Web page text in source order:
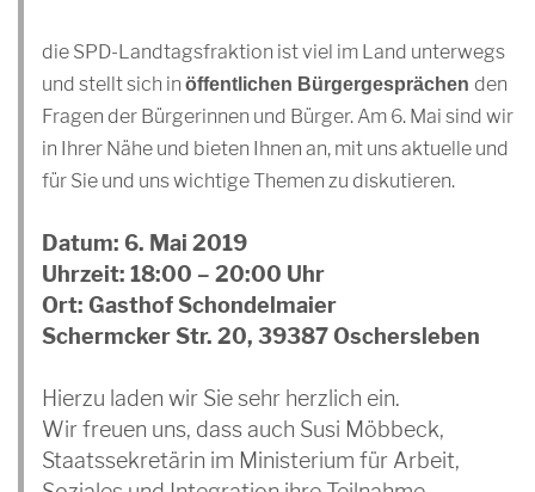
die SPD-Landtagsfraktion ist viel im Land unterwegs
und stellt sich in öffentlichen Bürgergesprächen den
Fragen der Bürgerinnen und Bürger. Am 6. Mai sind wir
in Ihrer Nähe und bieten Ihnen an, mit uns aktuelle und
für Sie und uns wichtige Themen zu diskutieren.
Datum: 6. Mai 2019
Uhrzeit: 18:00 – 20:00 Uhr
Ort: Gasthof Schondelmaier
Schermcker Str. 20, 39387 Oschersleben
Hierzu laden wir Sie sehr herzlich ein.
Wir freuen uns, dass auch Susi Möbbeck,
Staatssekretärin im Ministerium für Arbeit,